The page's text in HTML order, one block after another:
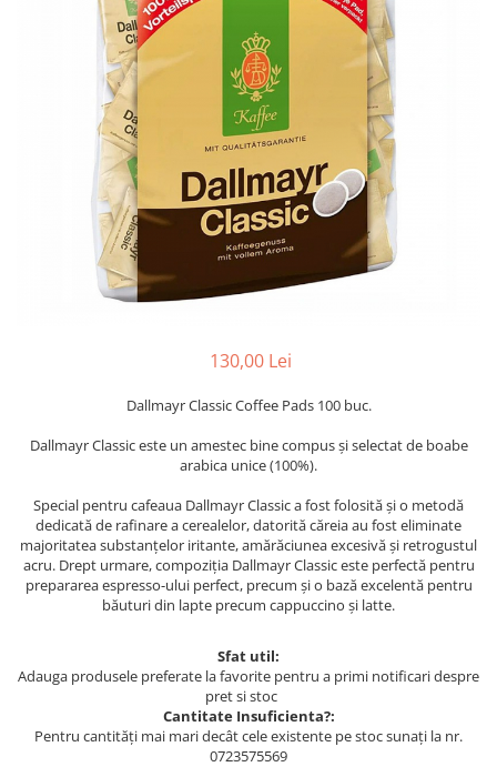
130,00 Lei
Dallmayr Classic Coffee Pads 100 buc.
Dallmayr Classic este un amestec bine compus și selectat de boabe
arabica unice (100%).
Special pentru cafeaua Dallmayr Classic a fost folosită și o metodă
dedicată de rafinare a cerealelor, datorită căreia au fost eliminate
majoritatea substanțelor iritante, amărăciunea excesivă și retrogustul
acru. Drept urmare, compoziția Dallmayr Classic este perfectă pentru
prepararea espresso-ului perfect, precum și o bază excelentă pentru
băuturi din lapte precum cappuccino și latte.
Sfat util:
Adauga produsele preferate la favorite pentru a primi notificari despre
pret si stoc
Cantitate Insuficienta?:
Pentru cantități mai mari decât cele existente pe stoc sunați la nr.
0723575569